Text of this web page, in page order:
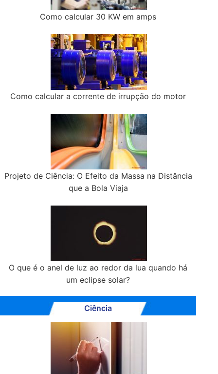
Como calcular 30 KW em amps
Como calcular a corrente de irrupção do motor
Projeto de Ciência: O Efeito da Massa na Distância
que a Bola Viaja
O que é o anel de luz ao redor da lua quando há
um eclipse solar?
Ciência